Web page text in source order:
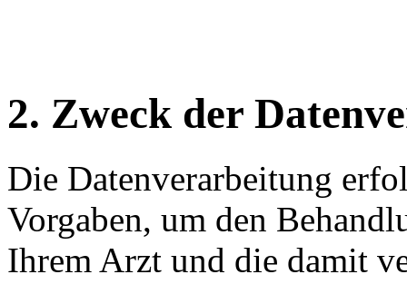
2. Zweck der
Die Datenverarbeitung
Vorgaben, um den
Ihrem Arzt und die damit